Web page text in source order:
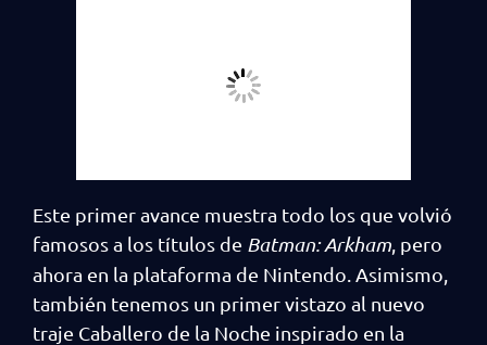
Este primer avance muestra todo los que volvió
famosos a los títulos de Batman: Arkham , pero
ahora en la plataforma de Nintendo. Asimismo,
también tenemos un primer vistazo al nuevo
traje Caballero de la Noche inspirado en la